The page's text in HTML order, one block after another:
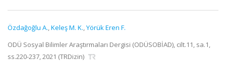
Özdağoğlu A.,Keleş M. K.,Yörük Eren F.
ODÜ Sosyal Bilimler Araştırmaları Dergisi (ODÜSOBİAD), cilt.11, sa.1,
ss.220-237, 2021 (TRDizin)